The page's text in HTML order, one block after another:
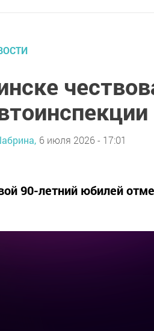
6 июля 2026 - 17:01
90-летний юбилей